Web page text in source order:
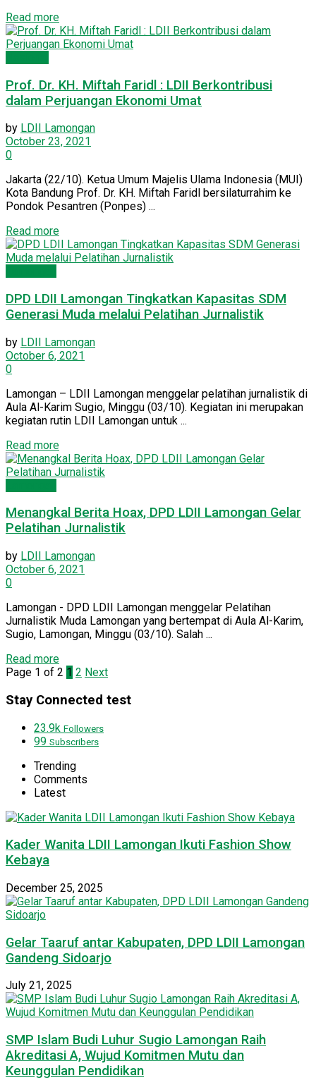
Read more
Prof. Dr. KH. Miftah Faridl : LDII Berkontribusi
dalam Perjuangan Ekonomi Umat
by LDII Lamongan
October 23, 2021
0
Jakarta (22/10). Ketua Umum Majelis Ulama Indonesia (MUI)
Kota Bandung Prof. Dr. KH. Miftah Faridl bersilaturrahim ke
Pondok Pesantren (Ponpes) ...
Read more
DPD LDII Lamongan Tingkatkan Kapasitas SDM
Generasi Muda melalui Pelatihan Jurnalistik
by LDII Lamongan
October 6, 2021
0
Lamongan – LDII Lamongan menggelar pelatihan jurnalistik di
Aula Al-Karim Sugio, Minggu (03/10). Kegiatan ini merupakan
kegiatan rutin LDII Lamongan untuk ...
Read more
Menangkal Berita Hoax, DPD LDII Lamongan Gelar
Pelatihan Jurnalistik
by LDII Lamongan
October 6, 2021
0
Lamongan - DPD LDII Lamongan menggelar Pelatihan
Jurnalistik Muda Lamongan yang bertempat di Aula Al-Karim,
Sugio, Lamongan, Minggu (03/10). Salah ...
Read more
Page 1 of 2 1 2 Next
Stay Connected test
23.9k Followers
99 Subscribers
Trending
Comments
Latest
Kader Wanita LDII Lamongan Ikuti Fashion Show
Kebaya
December 25, 2025
Gelar Taaruf antar Kabupaten, DPD LDII Lamongan
Gandeng Sidoarjo
July 21, 2025
SMP Islam Budi Luhur Sugio Lamongan Raih
Akreditasi A, Wujud Komitmen Mutu dan
Keunggulan Pendidikan